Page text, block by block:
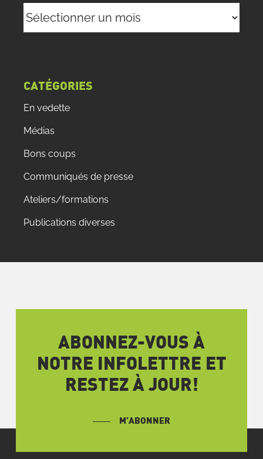
CATÉGORIES
En vedette
Médias
Bons coups
Communiqués de presse
Ateliers/formations
Publications diverses
ABONNEZ-VOUS À
NOTRE INFOLETTRE ET
RESTEZ À JOUR!
M’ABONNER